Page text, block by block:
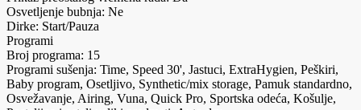
Osvetljenje bubnja: Ne
Dirke: Start/Pauza
Programi
Broj programa: 15
Programi sušenja: Time, Speed 30', Jastuci, ExtraHygien, Peškiri,
Baby program, Osetljivo, Synthetic/mix storage, Pamuk standardno,
Osvežavanje, Airing, Vuna, Quick Pro, Sportska odeća, Košulje,